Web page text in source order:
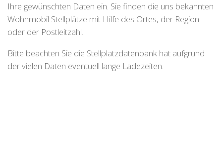
Ihre gewünschten Daten ein. Sie finden die uns bekannten
Wohnmobil Stellplätze mit Hilfe des Ortes, der Region
oder der Postleitzahl.
Bitte beachten Sie die Stellplatzdatenbank hat aufgrund
der vielen Daten eventuell lange Ladezeiten.